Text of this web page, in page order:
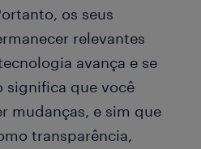
os seus
relevantes
avança e se
significa que você
mudanças, e sim que
transparência,